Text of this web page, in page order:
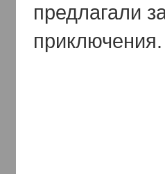
предлагали
приключения.